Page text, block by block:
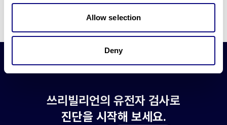
Allow selection
Deny
쓰리빌리언의 유전자 검사로
진단을 시작해 보세요.